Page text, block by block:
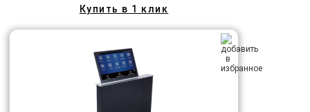
Купить в 1 клик